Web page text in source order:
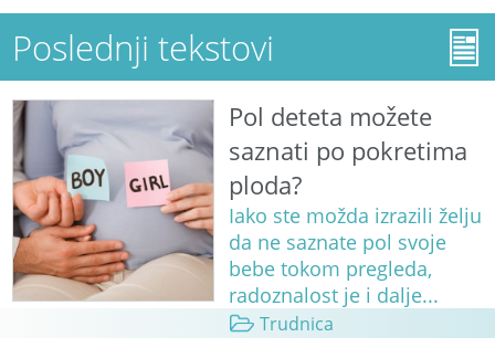
Poslednji tekstovi
Pol deteta možete
saznati po pokretima
ploda?
Iako ste možda izrazili želju
da ne saznate pol svoje
bebe tokom pregleda,
radoznalost je i dalje...
Trudnica